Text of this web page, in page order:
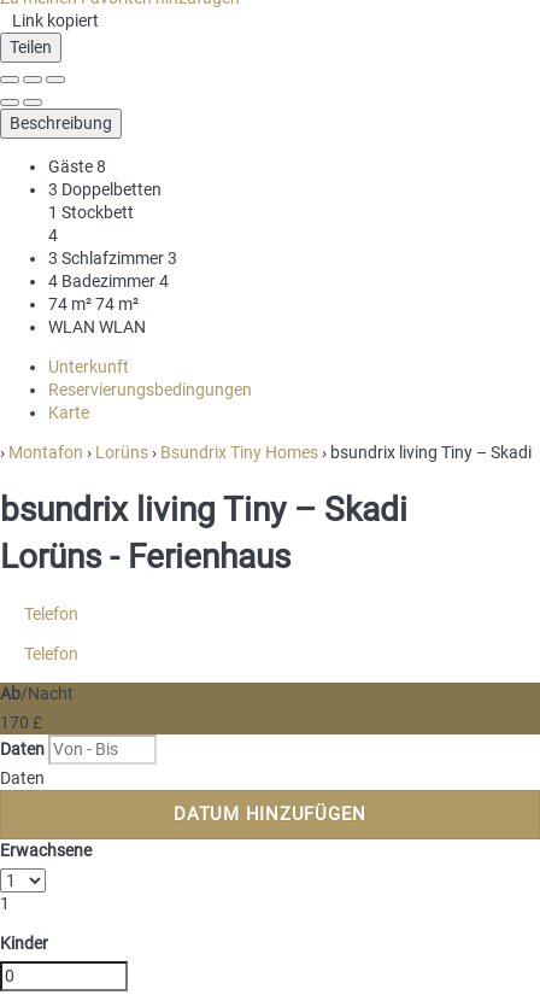
Link kopiert
Teilen
Beschreibung
Gäste8
3 Doppelbetten
1 Stockbett
4
3 Schlafzimmer3
4 Badezimmer4
74 m²74 m²
WLAN WLAN
Unterkunft
Reservierungsbedingungen
Karte
› Montafon › Lorüns › Bsundrix Tiny Homes › bsundrix living Tiny – Skadi
bsundrix living Tiny – Skadi
Lorüns - Ferienhaus
Telefon
Telefon
Ab/Nacht
170 £
Daten
Daten
DATUM HINZUFÜGEN
Erwachsene
1
Kinder